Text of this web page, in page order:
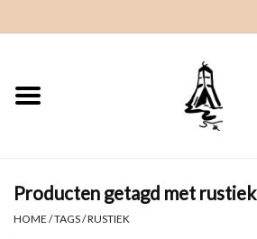
Home
Kleding
Producten getagd met rustiek
HOME /TAGS/RUSTIEK